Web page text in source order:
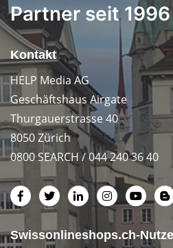
Partner seit 1996
Kontakt
HELP Media AG
Geschäftshaus Airgate
Thurgauerstrasse 40
8050 Zürich
0800 SEARCH / 044 240 36 40
Swissonlineshops.ch-